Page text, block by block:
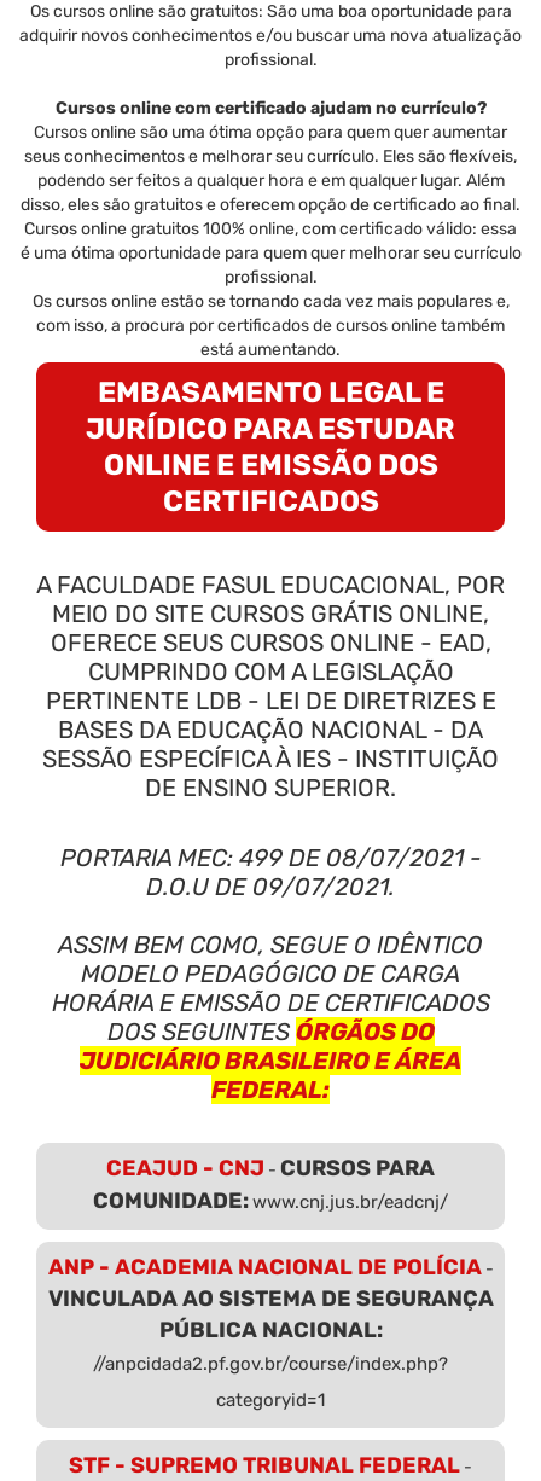
Os cursos online são gratuitos: São uma boa oportunidade para
adquirir novos conhecimentos e/ou buscar uma nova atualização
profissional.
Cursos online com certificado ajudam no currículo?
Cursos online são uma ótima opção para quem quer aumentar
seus conhecimentos e melhorar seu currículo. Eles são flexíveis,
podendo ser feitos a qualquer hora e em qualquer lugar. Além
disso, eles são gratuitos e oferecem opção de certificado ao final.
Cursos online gratuitos 100% online, com certificado válido: essa
é uma ótima oportunidade para quem quer melhorar seu currículo
profissional.
Os cursos online estão se tornando cada vez mais populares e,
com isso, a procura por certificados de cursos online também
está aumentando.
EMBASAMENTO LEGAL E
JURÍDICO PARA ESTUDAR
ONLINE E EMISSÃO DOS
CERTIFICADOS
A FACULDADE FASUL EDUCACIONAL, POR
MEIO DO SITE CURSOS GRÁTIS ONLINE,
OFERECE SEUS CURSOS ONLINE - EAD,
CUMPRINDO COM A LEGISLAÇÃO
PERTINENTE LDB - LEI DE DIRETRIZES E
BASES DA EDUCAÇÃO NACIONAL - DA
SESSÃO ESPECÍFICA À IES - INSTITUIÇÃO
DE ENSINO SUPERIOR.
PORTARIA MEC: 499 DE 08/07/2021 -
D.O.U DE 09/07/2021.
ASSIM BEM COMO, SEGUE O IDÊNTICO
MODELO PEDAGÓGICO DE CARGA
HORÁRIA E EMISSÃO DE CERTIFICADOS
DOS SEGUINTES ÓRGÃOS DO
JUDICIÁRIO BRASILEIRO E ÁREA
FEDERAL:
CEAJUD - CNJ - CURSOS PARA
COMUNIDADE:www.cnj.jus.br/eadcnj/
ANP - ACADEMIA NACIONAL DE POLÍCIA-
VINCULADA AO SISTEMA DE SEGURANÇA
PÚBLICA NACIONAL:
//anpcidada2.pf.gov.br/course/index.php?
categoryid=1
STF - SUPREMO TRIBUNAL FEDERAL -